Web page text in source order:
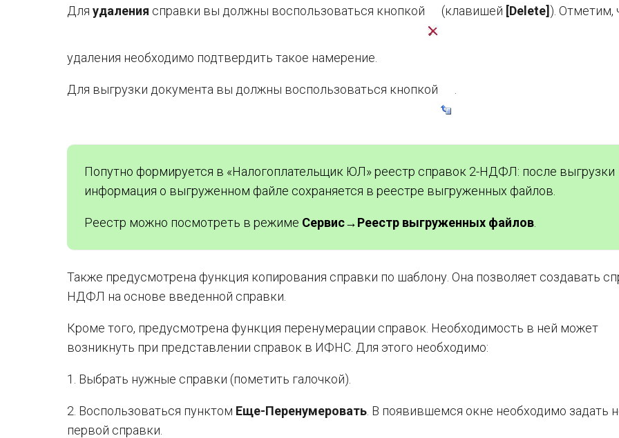
Для удаления справки вы должны воспользоваться кнопкой (клавишей [Delete] ). Отметим,
удаления необходимо подтвердить такое намерение.
Для выгрузки документа вы должны воспользоваться кнопкой
Попутно формируется в «Налогоплательщик ЮЛ» реестр справок 2-НДФЛ: после выгрузки
информация о выгруженном файле сохраняется в реестре выгруженных файлов.
Реестр можно посмотреть в режиме Сервис→Реестр выгруженных файлов
Также предусмотрена функция копирования справки по шаблону. Она позволяет создавать
НДФЛ на основе введенной справки.
Кроме того, предусмотрена функция перенумерации справок. Необходимость в ней может
возникнуть при представлении справок в ИФНС. Для этого необходимо:
1. Выбрать нужные справки (пометить галочкой).
2. Воспользоваться пунктом Еще-Перенумеровать . В появившемся окне необходимо задать
первой справки.